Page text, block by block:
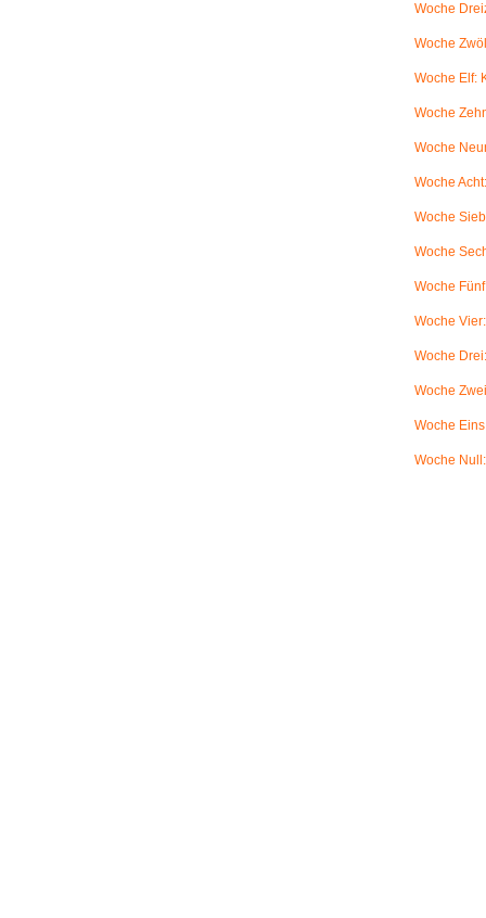
Woche
Woche
Woche Elf:
Woche
Woche
Woche
Woche
Woche
Woche
Woche
Woche
Woche
Woche
Woche